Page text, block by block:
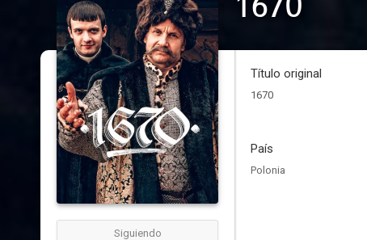
Siguiendo
Título original
1670
País
Polonia